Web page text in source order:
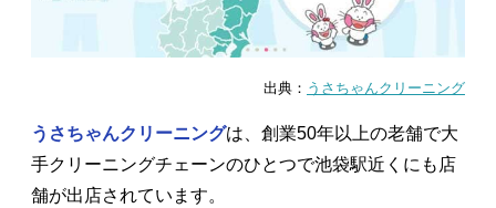
出典： うさちゃんクリーニング
うさちゃんクリーニングは、創業50年以上の老舗で大
手クリーニングチェーンのひとつで池袋駅近くにも店
舗が出店されています。